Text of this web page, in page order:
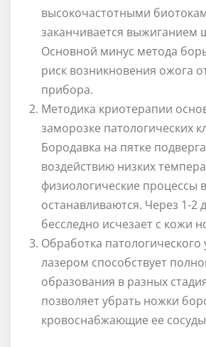
высокочастотными
заканчивается выжиганием
Основной минус метода
риск возникновения ожога
прибора.
Методика криотерапии
заморозке патологических
Бородавка на пятке
воздействию низких
физиологические процессы
останавливаются. Через 1-2
бесследно исчезает с кожи
Обработка патологического
лазером способствует
образования в разных
позволяет убрать ножки
кровоснабжающие ее